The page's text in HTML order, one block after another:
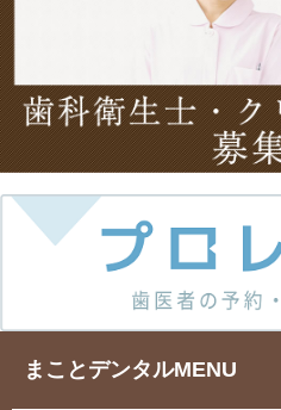
まことデンタルMENU